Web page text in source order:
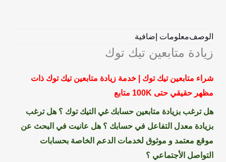
الوصفمعلومات إضافية
زيادة متابعين تيك توك
شراء متابعين تيك توك | خدمة زيادة متابعين تيك توك ذات
مظهر حقيقي حتى 100K متابع
هل ترغب بزيادة متابعين حسابك غي التيك توك ؟ هل ترغب
بزيادة معدل التفاعل في حسابك ؟ هل عانيت في البحث عن
موقع معتمد و موثوق لخدمات الدعم الخاصة بحسابات
التواصل الأجتماعي ؟